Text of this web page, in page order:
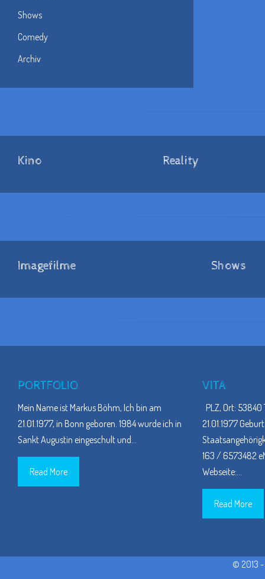
Shows
Comedy
Archiv
Kino Reality
Imagefilme Shows
PORTFOLIO
Mein Name ist Markus Böhm, Ich bin am
21.01.1977, in Bonn geboren. 1984 wurde ich in
Sankt Augustin eingeschult und…
Read More
VITA
PLZ, Ort:
21.01.1977
163 / 6573482
Webseite:…
Read More
© 2013